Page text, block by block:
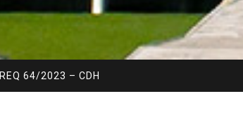
REQ 64/2023 – CDH